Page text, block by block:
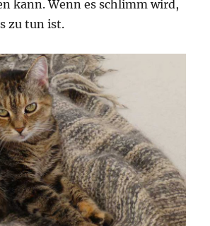
kann. Wenn es schlimm wird,
zu tun ist.